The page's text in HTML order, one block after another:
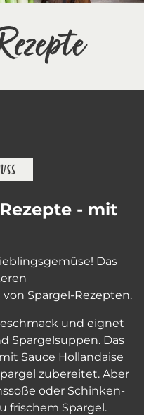
- mit
Das
Spargel-Rezepten.
und eignet
Spargelsuppen. Das
Sauce Hollandaise
zubereitet. Aber
oder Schinken-
frischem Spargel.